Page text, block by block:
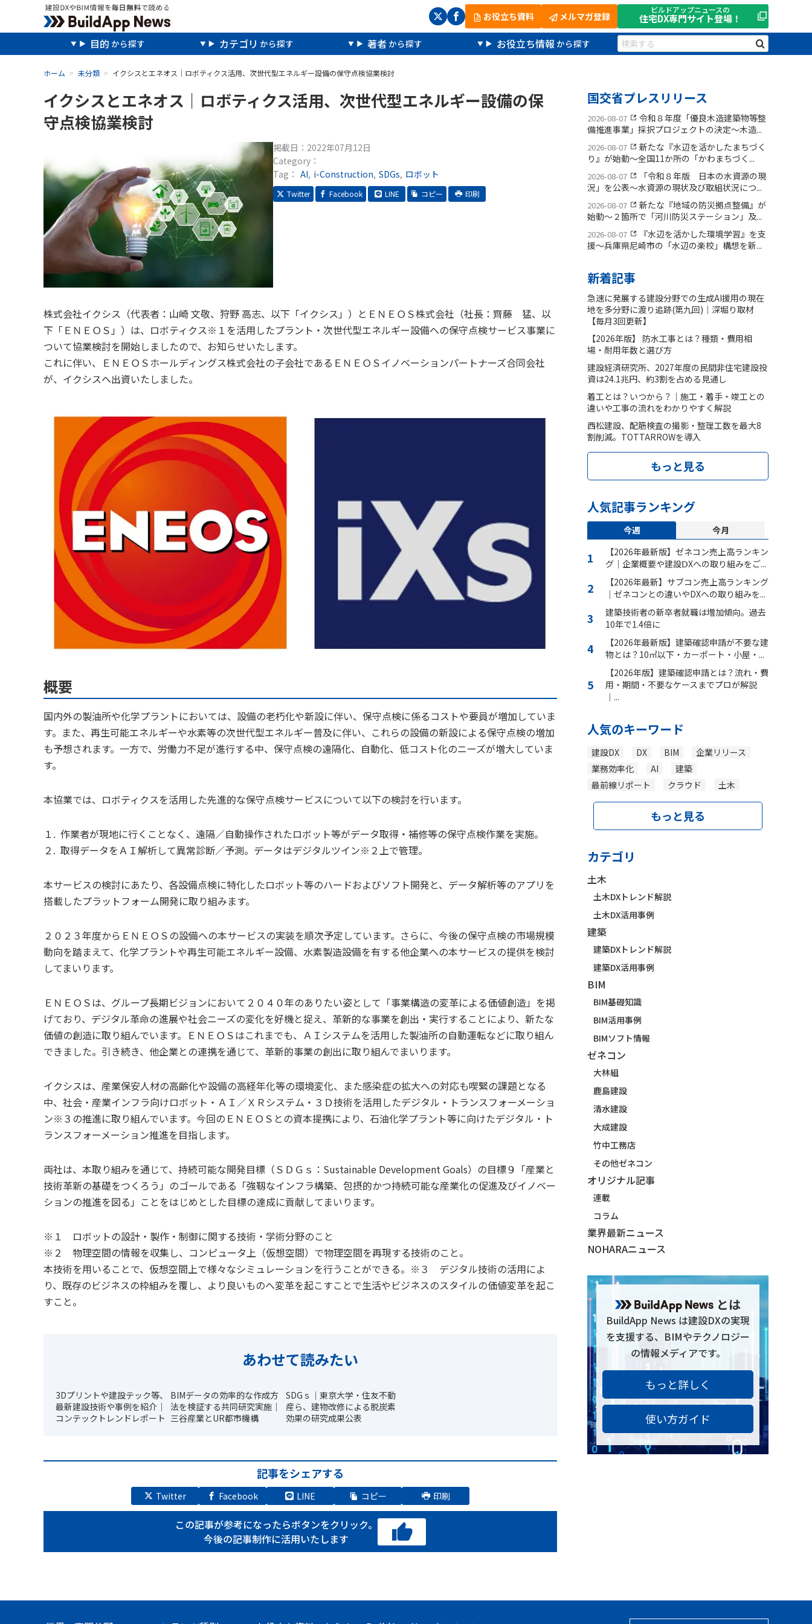
お役立ち資料 メルマガ登録
ビルドアップニュースの
住宅DX専門サイト登場！
目的 カテゴリ 著者 お役立ち情報
ホーム 未分類 イクシスとエネオス｜ロボティクス活用、次世代型エネルギー設備の保守点検協業検討
イクシスとエネオス｜ロボティクス活用、次世代型エネルギー設備の保
守点検協業検討
掲載日： 2022年07月12日
Category：
Tag： AI i-Construction SDGs ロボット
Twitter Facebook LINE コピー 印刷
株式会社イクシス（代表者：山崎 文敬、狩野 高志、以下「イクシス」）とＥＮＥＯＳ株式会社（社長：齊藤 猛、以
下「ＥＮＥＯＳ」）は、ロボティクス※１を活用したプラント・次世代型エネルギー設備への保守点検サービス事業に
ついて協業検討を開始しましたので、お知らせいたします。
これに伴い、ＥＮＥＯＳホールディングス株式会社の子会社であるＥＮＥＯＳイノベーションパートナーズ合同会社
が、イクシスへ出資いたしました。
概要
国内外の製油所や化学プラントにおいては、設備の老朽化や新設に伴い、保守点検に係るコストや要員が増加していま
す。また、再生可能エネルギーや水素等の次世代型エネルギー普及に伴い、これらの設備の新設による保守点検の増加
も予想されます。一方で、労働力不足が進行する中、保守点検の遠隔化、自動化、低コスト化のニーズが増大していま
す。
本協業では、ロボティクスを活用した先進的な保守点検サービスについて以下の検討を行います。
１. 作業者が現地に行くことなく、遠隔／自動操作されたロボット等がデータ取得・補修等の保守点検作業を実施。
２. 取得データをＡＩ解析して異常診断／予測。データはデジタルツイン※２上で管理。
本サービスの検討にあたり、各設備点検に特化したロボット等のハードおよびソフト開発と、データ解析等のアプリを
搭載したプラットフォーム開発に取り組みます。
２０２３年度からＥＮＥＯＳの設備への本サービスの実装を順次予定しています。さらに、今後の保守点検の市場規模
動向を踏まえて、化学プラントや再生可能エネルギー設備、水素製造設備を有する他企業への本サービスの提供を検討
してまいります。
ＥＮＥＯＳは、グループ長期ビジョンにおいて２０４０年のありたい姿として「事業構造の変革による価値創造」を掲
げており、デジタル革命の進展や社会ニーズの変化を好機と捉え、革新的な事業を創出・実行することにより、新たな
価値の創造に取り組んでいます。ＥＮＥＯＳはこれまでも、ＡＩシステムを活用した製油所の自動運転などに取り組ん
できました。引き続き、他企業との連携を通じて、革新的事業の創出に取り組んでまいります。
イクシスは、産業保安人材の高齢化や設備の高経年化等の環境変化、また感染症の拡大への対応も喫緊の課題となる
中、社会・産業インフラ向けロボット・ＡＩ／ＸＲシステム・３Ｄ技術を活用したデジタル・トランスフォーメーショ
ン※３の推進に取り組んでいます。今回のＥＮＥＯＳとの資本提携により、石油化学プラント等に向けたデジタル・ト
ランスフォーメーション推進を目指します。
両社は、本取り組みを通じて、持続可能な開発目標（ＳＤＧｓ：Sustainable Development Goals）の目標９「産業と
技術革新の基礎をつくろう」のゴールである「強靱なインフラ構築、包摂的かつ持続可能な産業化の促進及びイノベー
ションの推進を図る」ことをはじめとした目標の達成に貢献してまいります。
※１ ロボットの設計・製作・制御に関する技術・学術分野のこと
※２ 物理空間の情報を収集し、コンピュータ上（仮想空間）で物理空間を再現する技術のこと。
本技術を用いることで、仮想空間上で様々なシミュレーションを行うことができる。※３ デジタル技術の活用によ
り、既存のビジネスの枠組みを覆し、より良いものへ変革を起こすことで生活やビジネスのスタイルの価値変革を起こ
すこと。
あわせて読みたい
3Dプリントや建設テック等、
最新建設技術や事例を紹介｜
コンテックトレンドレポート
BIMデータの効率的な作成方
法を検証する共同研究実施｜
三谷産業とUR都市機構
SDGｓ｜東京大学・住友不動
産ら、建物改修による脱炭素
効果の研究成果公表
記事をシェアする
Twitter Facebook LINE コピー 印刷
この記事が参考になったらボタンをクリック。
今後の記事制作に活用いたします
国交省プレスリリース
2026-08-07
令和８年度「優良木造建築物等整
備推進事業」採択プロジェクトの決定〜木造...
2026-08-07
新たな『水辺を活かしたまちづく
り』が始動〜全国11か所の「かわまちづく...
2026-08-07
「令和８年版 日本の水資源の現
況」を公表〜水資源の現状及び取組状況につ...
2026-08-07
新たな『地域の防災拠点整備』が
始動〜２箇所で「河川防災ステーション」及...
2026-08-07
『水辺を活かした環境学習』を支
援〜兵庫県尼崎市の「水辺の楽校」構想を新...
新着記事
急速に発展する建設分野での生成AI援用の現在
地を多分野に渡り追跡(第九回)｜深堀り取材
【毎月3回更新】
【2026年版】 防水工事とは？種類・費用相
場・耐用年数と選び方
建設経済研究所、2027年度の民間非住宅建設投
資は24.1兆円、約3割を占める見通し
着工とは？いつから？｜施工・着手・竣工との
違いや工事の流れをわかりやすく解説
西松建設、配筋検査の撮影・整理工数を最大8
割削減。TOTTARROWを導入
もっと見る
人気記事ランキング
今週
今月
【2026年最新版】ゼネコン売上高ランキン
グ｜企業概要や建設ⅮXへの取り組みをご...
【2026年最新】サブコン売上高ランキング
｜ゼネコンとの違いやDXへの取り組みを...
建築技術者の新卒者就職は増加傾向。過去
10年で1.4倍に
【2026年最新版】建築確認申請が不要な建
物とは？10㎡以下・カーポート・小屋・...
【2026年版】建築確認申請とは？流れ・費
用・期間・不要なケースまでプロが解説
｜...
人気のキーワード
建設DX DX BIM
企業リリース
業務効率化
AI
建築
最前線リポート
クラウド 土木
もっと見る
カテゴリ
土木
土木DXトレンド解説
土木DX活用事例
建築
建築DXトレンド解説
建築DX活用事例
BIM
BIM基礎知識
BIM活用事例
BIMソフト情報
ゼネコン
大林組
鹿島建設
清水建設
大成建設
竹中工務店
その他ゼネコン
オリジナル記事
連載
コラム
業界最新ニュース
NOHARAニュース
とは
BuildApp News は建設DXの実現
を支援する、BIMやテクノロジー
の情報メディアです。
もっと詳しく
使い方ガイド